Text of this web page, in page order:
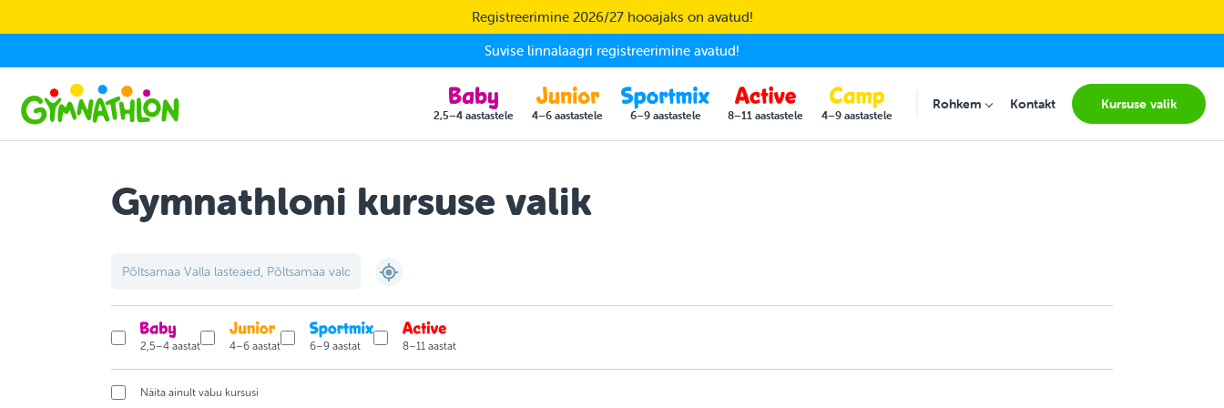
Registreerimine 2026/27 hooajaks on avatud!
Suvise linnalaagri registreerimine avatud!
2,5–4 aastastele 4–6 aastastele 6–9 aastastele 8–11 aastastele 4–9 aastastele
RohkemSubmenu for "Rohkem"
Kontakt Kursuse valik(current)
Gymnathloni kursuse valik
2,5–4 aastat 4–6 aastat 6–9 aastat 8–11 aastat
Näita ainult vabu kursusi